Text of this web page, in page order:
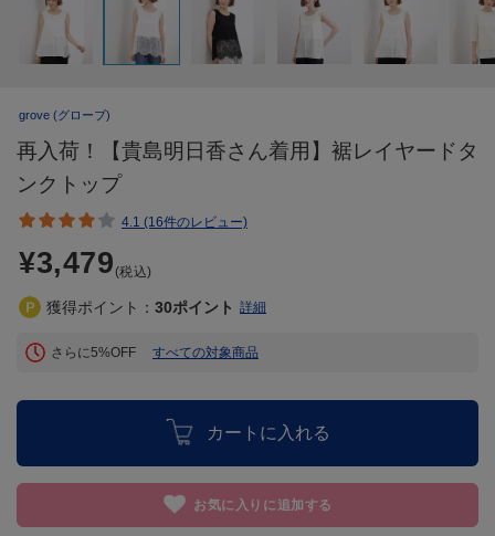
grove (グローブ)
再入荷！【貴島明日香さん着用】裾レイヤードタ
ンクトップ
4.1 (16件のレビュー)
¥3,479(税込)
獲得ポイント： 30ポイント 詳細
さらに5%OFF すべての対象商品
カートに入れる
お気に入りに追加する